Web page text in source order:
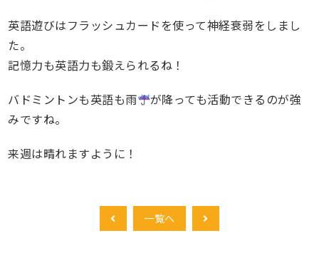
英語遊びはフラッシュカードを使って神経衰弱をしまし
た。
記憶力も英語力も鍛えられるね！
バドミントンも英語も雨
が降っても活動できるのが強
みですね。
来週は晴れますように！
一覧へ